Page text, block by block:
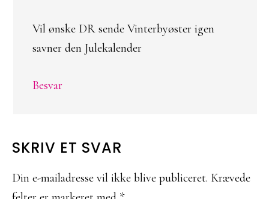
Vil ønske DR sende Vinterbyøster igen
savner den Julekalender
Besvar
SKRIV ET SVAR
Din e-mailadresse vil ikke blive publiceret. Krævede